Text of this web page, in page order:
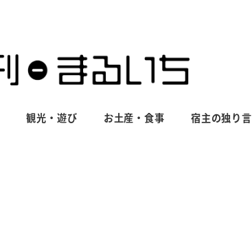
観光・遊び お土産・食事 宿主の独り言